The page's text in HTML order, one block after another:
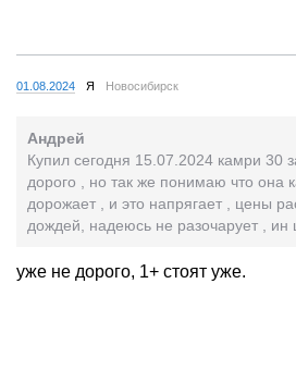
01.08.2024 Я Новосибирск
Андрей
Купил сегодня 15.07.2024 камри 30
дорого , но так же понимаю что она
дорожает , и это напрягает , цены
дождей, надеюсь не разочарует , ин
уже не дорого, 1+ стоят уже.